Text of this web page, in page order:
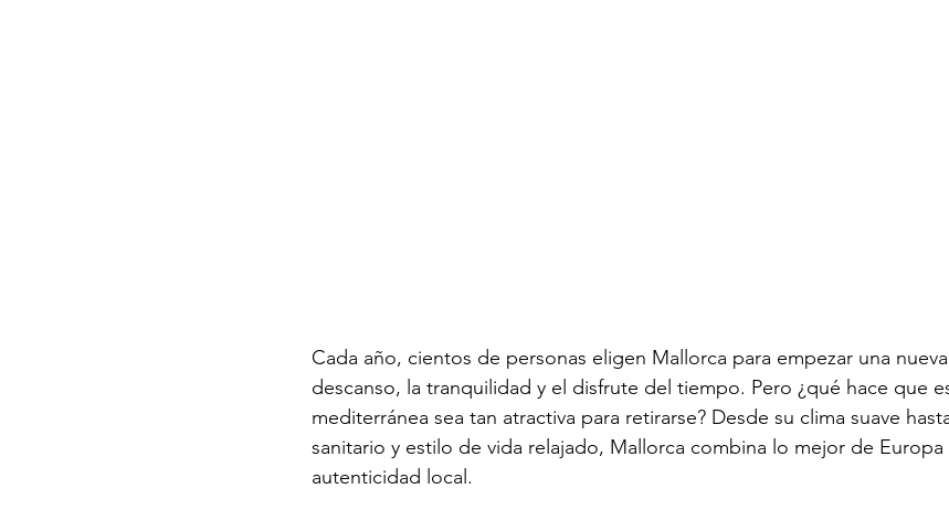
Cada año, cientos de personas eligen Mallorca para empezar una
descanso, la tranquilidad y el disfrute del tiempo. Pero ¿qué hace que
mediterránea sea tan atractiva para retirarse? Desde su clima suave
sanitario y estilo de vida relajado, Mallorca combina lo mejor de
autenticidad local.